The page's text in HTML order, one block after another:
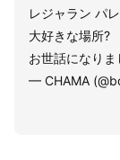
レジャラン パ
大好きな場所?
お世話になりま
— CHAMA